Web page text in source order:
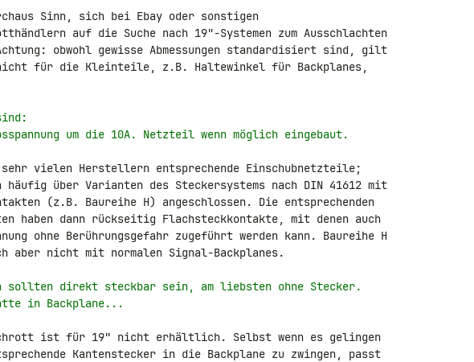
Sinn, sich bei Ebay oder sonstigen
auf die Suche nach 19"-Systemen zum Ausschlachten
obwohl gewisse Abmessungen standardisiert sind, gilt
für die Kleinteile, z.B. Haltewinkel für Backplanes,
um die 10A. Netzteil wenn möglich eingebaut.
vielen Herstellern entsprechende Einschubnetzteile;
häufig über Varianten des Steckersystems nach DIN 41612 mit
(z.B. Baureihe H) angeschlossen. Die entsprechenden
haben dann rückseitig Flachsteckkontakte, mit denen auch
ohne Berührungsgefahr zugeführt werden kann. Baureihe H
aber nicht mit normalen Signal-Backplanes.
sollten direkt steckbar sein, am liebsten ohne Stecker.
in Backplane...
ist für 19" nicht erhältlich. Selbst wenn es gelingen
Kantenstecker in die Backplane zu zwingen, passt